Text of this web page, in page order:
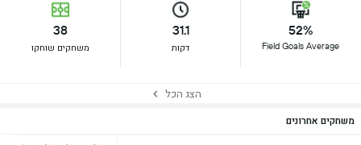
52%
Field Goals Average
31.1
דקות
38
משחקים שוחקו
הצג הכל
משחקים אחרונים